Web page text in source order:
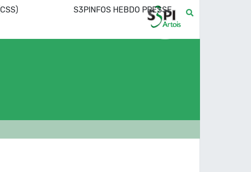
S3PINFOS HEBDO PRESSE